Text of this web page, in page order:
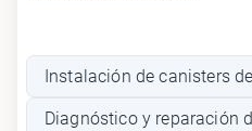
Instalación de canisters
Diagnóstico y reparación